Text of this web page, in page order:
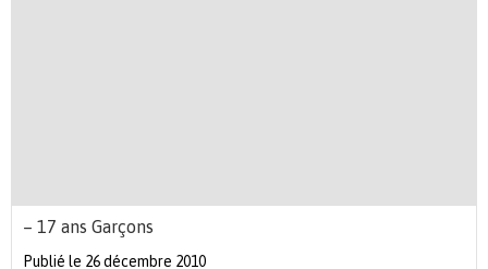
– 17 ans Garçons
Publié le 26 décembre 2010